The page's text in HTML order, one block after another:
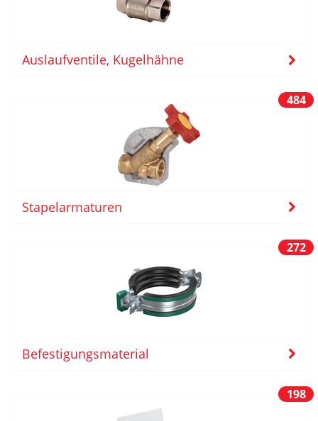
Auslaufventile, Kugelhähne
484
Stapelarmaturen
272
Befestigungsmaterial
198